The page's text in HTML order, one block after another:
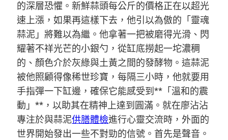
的深層恐懼。新鮮蒜頭每公斤的價格正在以超光
速上漲，如果再這樣下去，他引以為傲的「靈魂
蒜泥」將難以為繼。他拿著一把被磨得光滑、閃
耀著不祥光芒的小銀勺，從缸底撈起一坨濃稠
的、顏色介於灰綠與土黃之間的發酵物。這蒜泥
被他照顧得像稀世珍寶，每隔三小時，他就要用
手指彈一下缸邊，確保它能感受到**「溫和的震
動」**，以助其在精神上達到圓滿。就在廖沾沾
專注於與蒜泥供膳體檢進行心靈交流時，外面的
世界開始發出一些不對勁的信號。首先是聲音。